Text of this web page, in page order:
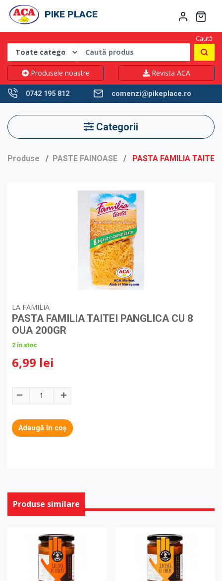
PIKE PLACE
Caută
Produsele noastre Revista ACA
0742 195 812 comenzi@pikeplace.ro
Categorii
Produse PASTE FAINOASE PASTA FAMILIA TAITEI
LA FAMILIA
PASTA FAMILIA TAITEI PANGLICA CU 8
OUA 200GR
2 în stoc
6,99 lei
Adaugă în coș
Produse similare